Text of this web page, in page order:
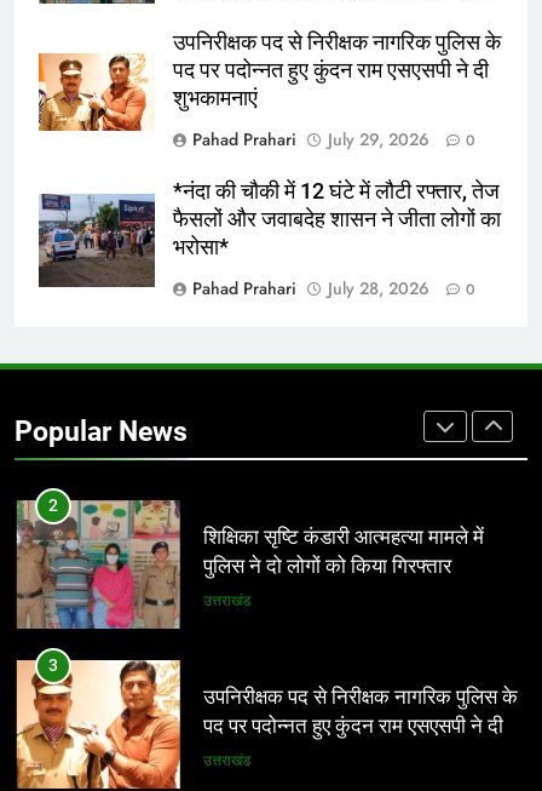
उपनिरीक्षक पद से निरीक्षक नागरिक पुलिस के
पद पर पदोन्नत हुए कुंदन राम एसएसपी ने दी
शुभकामनाएं
Pahad Prahari
July 29, 2026 0
*नंदा की चौकी में 12 घंटे में लौटी रफ्तार, तेज
फैसलों और जवाबदेह शासन ने जीता लोगों का
भरोसा*
Pahad Prahari
July 28, 2026 0
Popular News
*राशन डीलरों का लाभांश बढ़ा, अब प्रति
कुंतल मिलेंगे 195 रुपये
*चौथे दिन नगर निगम में उमड़ी सहभागिता,
सेक्टर-04 के नागरिकों और संगठनों ने रखे
विकास से जुड़े सुझाव*
उत्तराखंड
*आंगनबाड़ी कार्यकर्ती पुरस्कार के लिए 35
कार्यकर्तियां भी सम्मानित होंगी* *8 अगस्त को
देहरादून में होगा राज्य स्तरीय सम्मान समारोह*
2
शिक्षिका सृष्टि कंडारी आत्महत्या मामले में
पुलिस ने दो लोगों को किया गिरफ्तार
उत्तराखंड
3
उपनिरीक्षक पद से निरीक्षक नागरिक पुलिस के
पद पर पदोन्नत हुए कुंदन राम एसएसपी ने दी
शुभकामनाएं
उत्तराखंड